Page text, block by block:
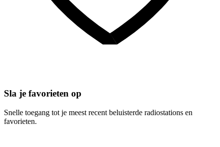
Sla je favorieten op
Snelle toegang tot je meest recent beluisterde radiostations en
favorieten.